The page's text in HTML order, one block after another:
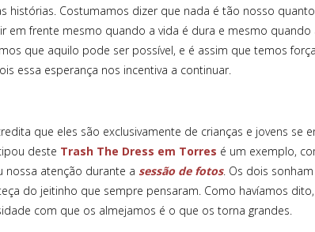
Costumamos dizer que nada é tão nosso quanto
em frente mesmo quando a vida é dura e mesmo
que aquilo pode ser possível, e é assim que temos
essa esperança nos incentiva a continuar.
eles são exclusivamente de crianças e jovens se
deste Trash The Dress em Torres é um exemplo,
nossa atenção durante a sessão de fotos. Os dois
do jeitinho que sempre pensaram. Como havíamos
com que os almejamos é o que os torna grandes.